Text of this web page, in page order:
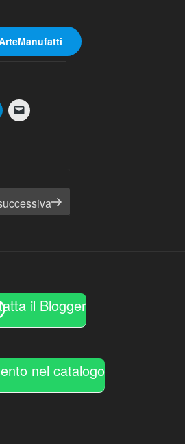
il Blogger
nel catalogo